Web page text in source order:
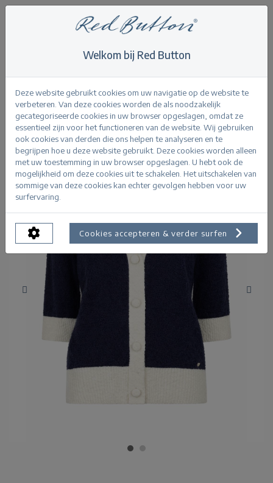
Knitwear > Cardigan Popcorn
Terug
Welkom bij Red Button
Deze website gebruikt cookies om uw navigatie op de website te
verbeteren. Van deze cookies worden de als noodzakelijk
gecategoriseerde cookies in uw browser opgeslagen, omdat ze
essentieel zijn voor het functioneren van de website. Wij gebruiken
ook cookies van derden die ons helpen te analyseren en te
begrijpen hoe u deze website gebruikt. Deze cookies worden alleen
met uw toestemming in uw browser opgeslagen. U hebt ook de
mogelijkheid om deze cookies uit te schakelen. Het uitschakelen van
sommige van deze cookies kan echter gevolgen hebben voor uw
surfervaring.
Cookies accepteren & verder surfen